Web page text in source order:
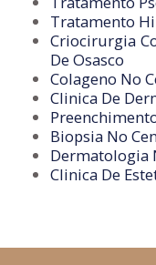
Tratamento
Criocirurgia
De Osasco
Colageno No
Clinica De
Biopsia No
Dermatologia
Clinica De